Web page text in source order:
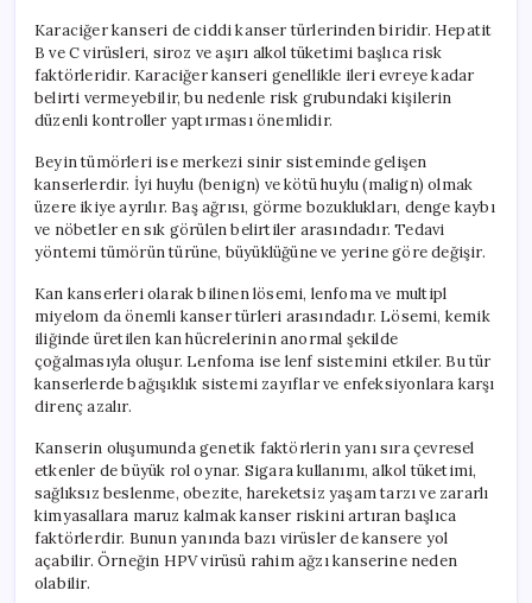
Karaciğer kanseri de ciddi kanser türlerinden biridir. Hepatit
B ve C virüsleri, siroz ve aşırı alkol tüketimi başlıca risk
faktörleridir. Karaciğer kanseri genellikle ileri evreye kadar
belirti vermeyebilir, bu nedenle risk grubundaki kişilerin
düzenli kontroller yaptırması önemlidir.
Beyin tümörleri ise merkezi sinir sisteminde gelişen
kanserlerdir. İyi huylu (benign) ve kötü huylu (malign) olmak
üzere ikiye ayrılır. Baş ağrısı, görme bozuklukları, denge kaybı
ve nöbetler en sık görülen belirtiler arasındadır. Tedavi
yöntemi tümörün türüne, büyüklüğüne ve yerine göre değişir.
Kan kanserleri olarak bilinen lösemi, lenfoma ve multipl
miyelom da önemli kanser türleri arasındadır. Lösemi, kemik
iliğinde üretilen kan hücrelerinin anormal şekilde
çoğalmasıyla oluşur. Lenfoma ise lenf sistemini etkiler. Bu tür
kanserlerde bağışıklık sistemi zayıflar ve enfeksiyonlara karşı
direnç azalır.
Kanserin oluşumunda genetik faktörlerin yanı sıra çevresel
etkenler de büyük rol oynar. Sigara kullanımı, alkol tüketimi,
sağlıksız beslenme, obezite, hareketsiz yaşam tarzı ve zararlı
kimyasallara maruz kalmak kanser riskini artıran başlıca
faktörlerdir. Bunun yanında bazı virüsler de kansere yol
açabilir. Örneğin HPV virüsü rahim ağzı kanserine neden
olabilir.